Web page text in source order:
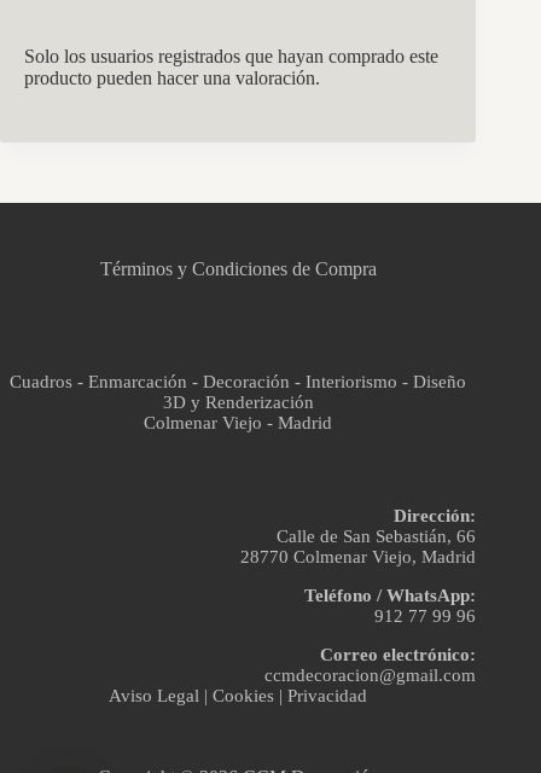
Solo los usuarios registrados que hayan comprado este
producto pueden hacer una valoración.
Términos y Condiciones de Compra
Cuadros - Enmarcación - Decoración - Interiorismo - Diseño
3D y Renderización
Colmenar Viejo - Madrid
Dirección:
Calle de San Sebastián, 66
28770 Colmenar Viejo, Madrid
Teléfono / WhatsApp:
912 77 99 96
Correo electrónico:
ccmdecoracion@gmail.com
Aviso Legal |Cookies |Privacidad
Asistente virtual · En línea